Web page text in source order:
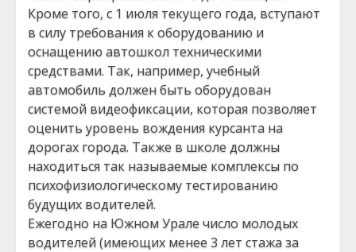
Кроме того, с 1 июля текущего года, вступают
в силу требования к оборудованию и
оснащению автошкол техническими
средствами. Так, например, учебный
автомобиль должен быть оборудован
системой видеофиксации, которая позволяет
оценить уровень вождения курсанта на
дорогах города. Также в школе должны
находиться так называемые комплексы по
психофизиологическому тестированию
будущих водителей.
Ежегодно на Южном Урале число молодых
водителей (имеющих менее 3 лет стажа за